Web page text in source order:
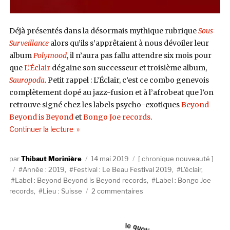
Déjà présentés dans la désormais mythique rubriqueSous
Surveillancealors qu’ils s’apprêtaient à nous dévoiler leur
albumPolymood, il n’aura pas fallu attendre six mois pour
queL’Éclairdégaine son successeur et troisième album,
Sauropoda. Petit rappel : L’Éclair, c’est ce combo genevois
complètement dopé au jazz-fusion et à l’afrobeat que l’on
retrouve signé chez les labels psycho-exotiquesBeyond
Beyond is BeyondetBongo Joe records.
Continuer la lecturede « L’Éclair, Sauropoda (Beyond Beyond is
AuteurThibaut Morinière
Publié
le
14 mai 2019 Catégories
chronique nouveauté
Étiquettes
Année : 2019 Festival : Le Beau Festival 2019 L'éclair,
Label : Beyond Beyond is Beyond records
Label : Bongo Joe
records
Lieu : Suisse 2 commentaires